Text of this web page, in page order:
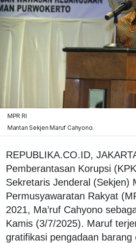
MPR RI
Mantan Sekjen Maruf Cahyono.
REPUBLIKA.CO.ID,
Pemberantasan Korupsi
Sekretaris Jenderal (Sekjen)
Permusyawaratan Rakyat
2021, Ma’ruf Cahyono
Kamis (3/7/2025). Maruf
gratifikasi pengadaan barang